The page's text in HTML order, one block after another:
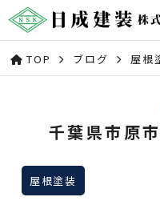
TOP ブログ 屋根
千葉県市原
屋根塗装